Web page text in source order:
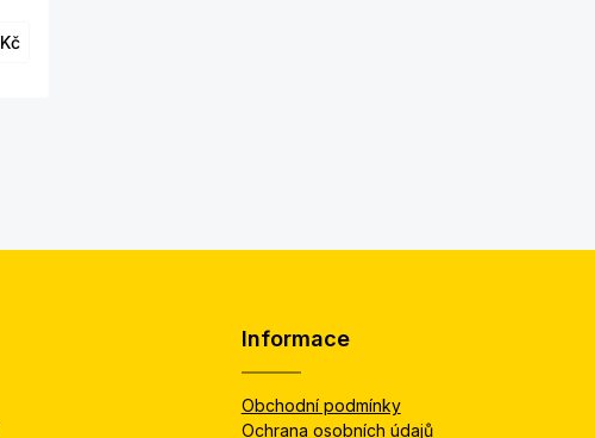
Kč
Informace
Obchodní podmínky
Ochrana osobních údajů